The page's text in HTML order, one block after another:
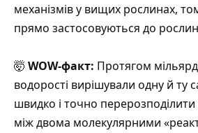
механізмів у вищих рослинах,
прямо застосовуються до
🤯 WOW-факт: Протягом
водорості вирішували одну й ту
швидко і точно
між двома молекулярними